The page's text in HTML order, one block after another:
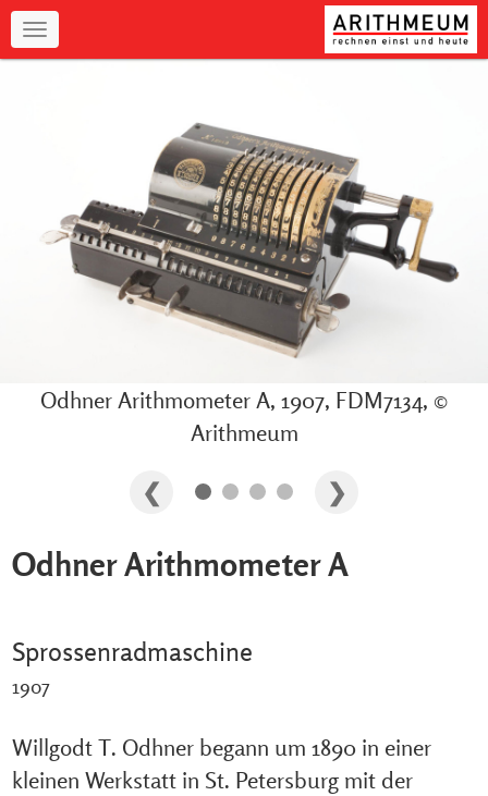
Navigation
Odhner Arithmometer A, 1907, FDM7134, ©
Arithmeum
Odhner Arithmometer A
Sprossenradmaschine
1907
Willgodt T. Odhner begann um 1890 in einer
kleinen Werkstatt in St. Petersburg mit der